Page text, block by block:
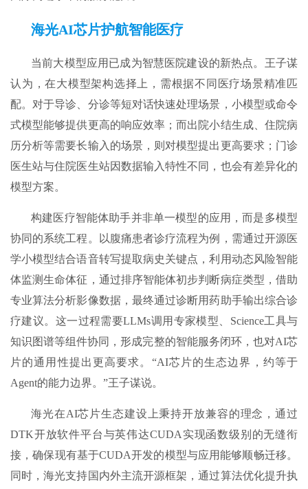
海光AI芯片护航智能医疗
当前大模型应用已成为智慧医院建设的新热点。王子谋
认为，在大模型架构选择上，需根据不同医疗场景精准匹
配。对于导诊、分诊等短对话快速处理场景，小模型或命令
式模型能够提供更高的响应效率；而出院小结生成、住院病
历分析等需要长输入的场景，则对模型提出更高要求；门诊
医生站与住院医生站因数据输入特性不同，也会有差异化的
模型方案。
构建医疗智能体助手并非单一模型的应用，而是多模型
协同的系统工程。以腹痛患者诊疗流程为例，需通过开源医
学小模型结合语音转写提取病史关键点，利用动态风险智能
体监测生命体征，通过排序智能体初步判断病症类型，借助
专业算法分析影像数据，最终通过诊断用药助手输出综合诊
疗建议。这一过程需要LLMs调用专家模型、Science工具与
知识图谱等组件协同，形成完整的智能服务闭环，也对AI芯
片的通用性提出更高要求。“AI芯片的生态边界，约等于
Agent的能力边界。”王子谋说。
海光在AI芯片生态建设上秉持开放兼容的理念，通过
DTK开放软件平台与英伟达CUDA实现函数级别的无缝衔
接，确保现有基于CUDA开发的模型与应用能够顺畅迁移。
同时，海光支持国内外主流开源框架，通过算法优化提升执